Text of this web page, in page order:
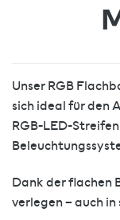
Unser RGB
sich ideal für den
RGB-LED-
Dank der flachen
verlegen – auch